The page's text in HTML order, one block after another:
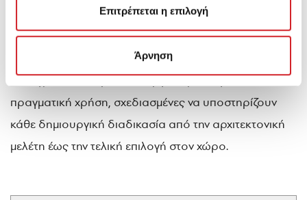
Επιτρέπεται η επιλογή
Άρνηση
Η KRAFT Paints παρουσιάζει τη νέα 747 Discover
Collection, μια βεντάλια που μετατρέπει την επιλογή
χρώματος σε εμπειρία ανακάλυψης.747 προσεκτικά
επιλεγμένες αποχρώσεις, οργανωμένες για
πραγματική χρήση, σχεδιασμένες να υποστηρίζουν
κάθε δημιουργική διαδικασία από την αρχιτεκτονική
μελέτη έως την τελική επιλογή στον χώρο.